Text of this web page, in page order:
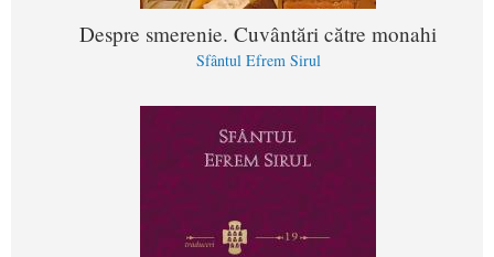
Despre smerenie. Cuvântări către monahi
Sfântul Efrem Sirul